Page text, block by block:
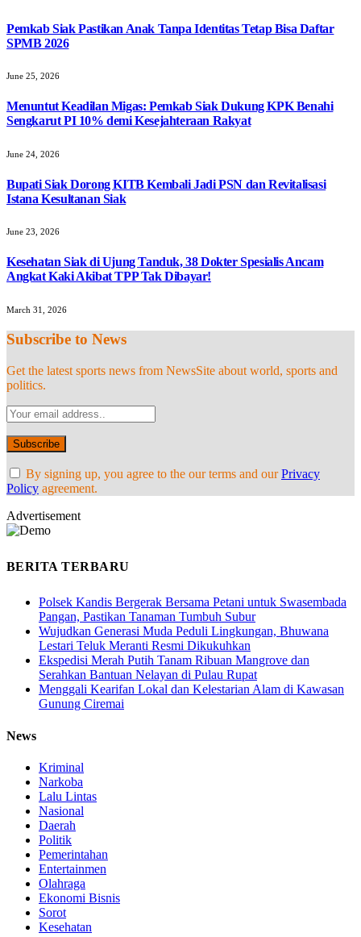
Pemkab Siak Pastikan Anak Tanpa Identitas Tetap Bisa Daftar
SPMB 2026
June 25, 2026
Menuntut Keadilan Migas: Pemkab Siak Dukung KPK Benahi
Sengkarut PI 10% demi Kesejahteraan Rakyat
June 24, 2026
Bupati Siak Dorong KITB Kembali Jadi PSN dan Revitalisasi
Istana Kesultanan Siak
June 23, 2026
Kesehatan Siak di Ujung Tanduk, 38 Dokter Spesialis Ancam
Angkat Kaki Akibat TPP Tak Dibayar!
March 31, 2026
Subscribe to News
Get the latest sports news from NewsSite about world, sports and
politics.
By signing up, you agree to the our terms and ourPrivacy
Policy agreement.
Advertisement
BERITA TERBARU
Polsek Kandis Bergerak Bersama Petani untuk Swasembada
Pangan, Pastikan Tanaman Tumbuh Subur
Wujudkan Generasi Muda Peduli Lingkungan, Bhuwana
Lestari Teluk Meranti Resmi Dikukuhkan
Ekspedisi Merah Putih Tanam Ribuan Mangrove dan
Serahkan Bantuan Nelayan di Pulau Rupat
Menggali Kearifan Lokal dan Kelestarian Alam di Kawasan
Gunung Ciremai
News
Kriminal
Narkoba
Lalu Lintas
Nasional
Daerah
Politik
Pemerintahan
Entertainmen
Olahraga
Ekonomi Bisnis
Sorot
Kesehatan